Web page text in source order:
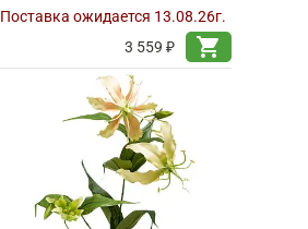
Поставка ожидается 13.08.26г.
3 559 ₽
shopping_cart